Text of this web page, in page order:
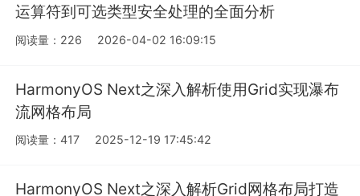
运算符到可选类型安全处理的全面分析
阅读量：226 2026-04-02 16:09:15
HarmonyOS Next之深入解析使用Grid实现瀑布
流网格布局
阅读量：417 2025-12-19 17:45:42
HarmonyOS Next之深入解析Grid网格布局打造